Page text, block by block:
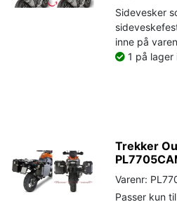
Sidevesker
inne på
1 på lager
Trekker
Varenr:
Passer kun